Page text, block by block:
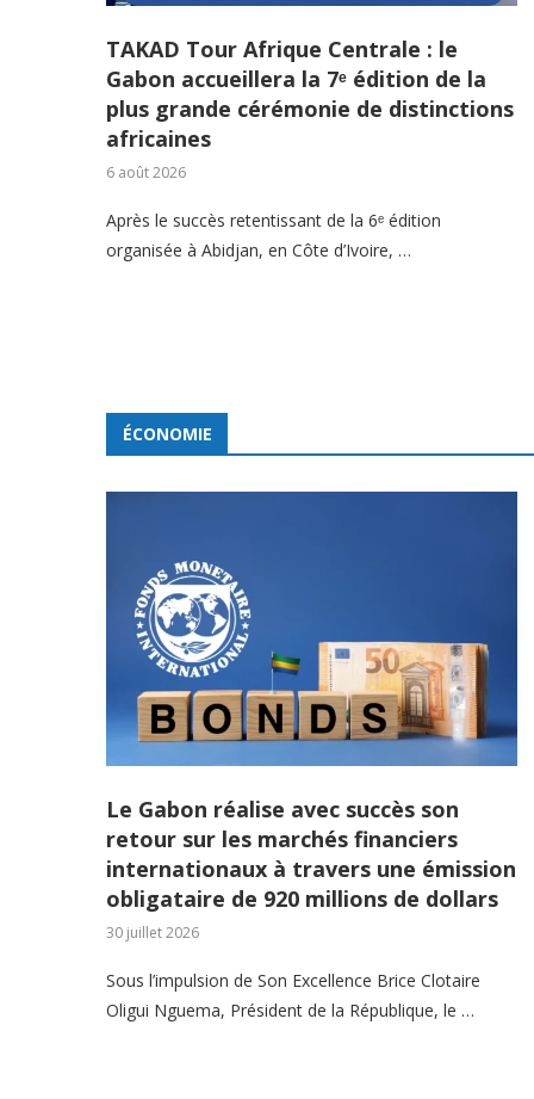
TAKAD Tour Afrique Centrale : le
Gabon accueillera la 7ᵉ édition de la
plus grande cérémonie de distinctions
africaines
6 août 2026
Après le succès retentissant de la 6ᵉ édition
organisée à Abidjan, en Côte d’Ivoire, …
ÉCONOMIE
Le Gabon réalise avec succès son
retour sur les marchés financiers
internationaux à travers une émission
obligataire de 920 millions de dollars
30 juillet 2026
Sous l’impulsion de Son Excellence Brice Clotaire
Oligui Nguema, Président de la République, le …